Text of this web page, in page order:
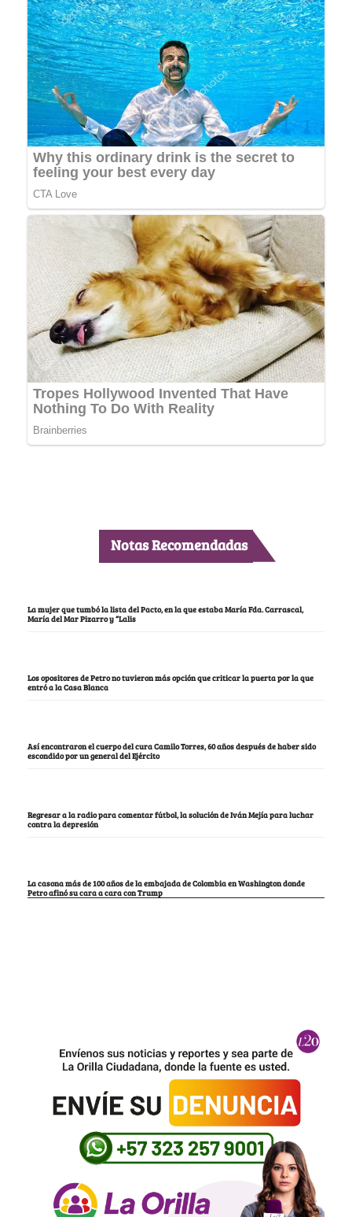
Notas Recomendadas
La mujer que tumbó la lista del Pacto, en la que estaba María Fda. Carrascal,
María del Mar Pizarro y “Lalis
Los opositores de Petro no tuvieron más opción que criticar la puerta por la que
entró a la Casa Blanca
Así encontraron el cuerpo del cura Camilo Torres, 60 años después de haber sido
escondido por un general del Ejército
Regresar a la radio para comentar fútbol, la solución de Iván Mejía para luchar
contra la depresión
La casona más de 100 años de la embajada de Colombia en Washington donde
Petro afinó su cara a cara con Trump